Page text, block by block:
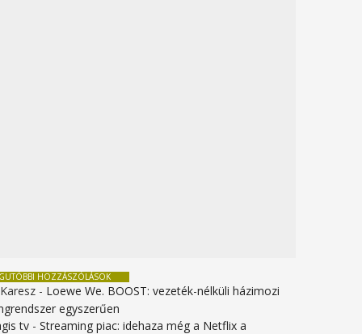
HOZZÁSZÓLÁSOK
- Loewe We. BOOST: vezeték-nélküli házimozi
egyszerűen
tv -Streaming piac: idehaza még a Netflix a